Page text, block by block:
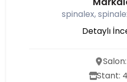
spinalex,
Detaylı
Stant: